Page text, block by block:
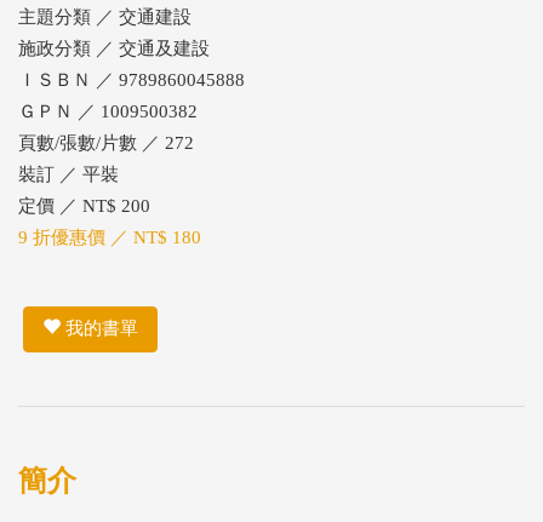
主題分類 ／ 交通建設
施政分類 ／ 交通及建設
ＩＳＢＮ ／ 9789860045888
ＧＰＮ ／ 1009500382
頁數/張數/片數 ／ 272
裝訂 ／ 平裝
定價 ／ NT$ 200
9 折優惠價 ／ NT$ 180
我的書單
簡介